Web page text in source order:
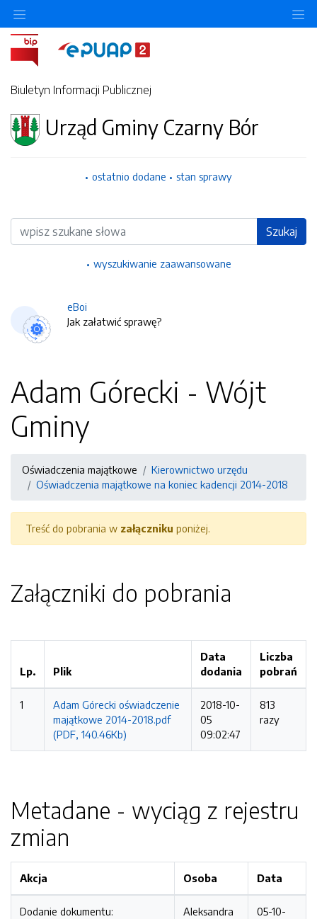
Biuletyn Informacji Publicznej
Urząd Gminy Czarny Bór
ostatnio dodane stan sprawy
Wyszukiwarka Szukaj
wyszukiwanie zaawansowane
eBoi
Jak załatwić sprawę?
Adam Górecki - Wójt
Gminy
Oświadczenia majątkowe
Kierownictwo urzędu
Oświadczenia majątkowe na koniec kadencji 2014-2018
Treść do pobrania w załączniku poniżej.
Załączniki do pobrania
Lp. Plik
Data
dodania
Liczba
pobrań
1
Adam Górecki oświadczenie
majątkowe 2014-2018.pdf
(PDF, 140.46Kb)
2018-10-
05
09:02:47
813
razy
Metadane - wyciąg z rejestru
zmian
Akcja Osoba Data
Dodanie dokumentu:
Aleksandra
05-10-